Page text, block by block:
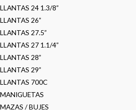
LLANTAS 24 1.3/8”
LLANTAS 26”
LLANTAS 27.5”
LLANTAS 27 1.1/4”
LLANTAS 28”
LLANTAS 29”
LLANTAS 700C
MANIGUETAS
MAZAS / BUJES